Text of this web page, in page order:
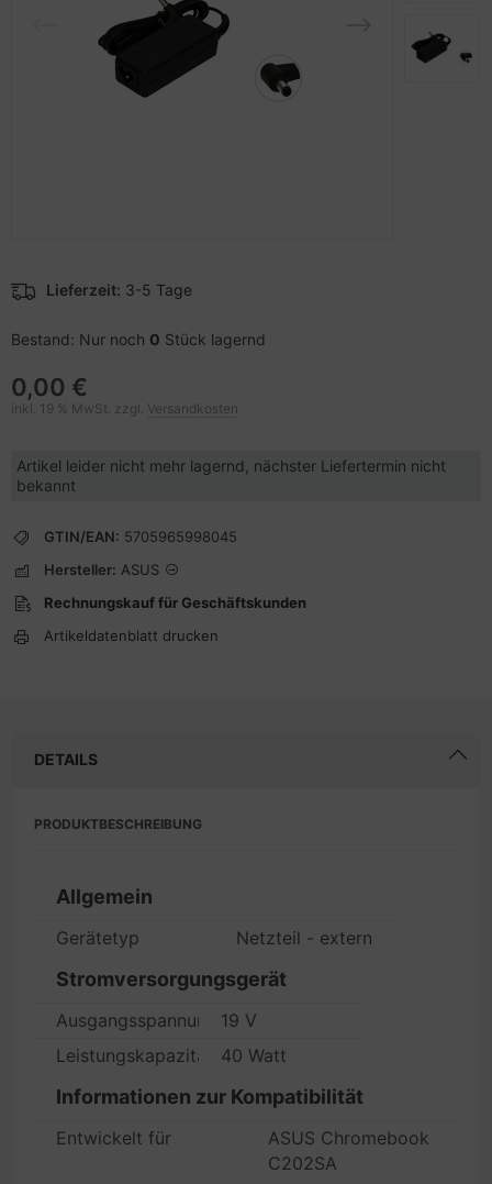
Lieferzeit: 3-5 Tage
Bestand: Nur noch 0 Stück lagernd
0,00 €
inkl. 19 % MwSt. zzgl. Versandkosten
Artikel leider nicht mehr lagernd, nächster Liefertermin nicht
bekannt
GTIN/EAN: 5705965998045
Hersteller: ASUS
Rechnungskauf für Geschäftskunden
Artikeldatenblatt drucken
DETAILS
PRODUKTBESCHREIBUNG
Allgemein
Gerätetyp Netzteil - extern
Stromversorgungsgerät
Ausgangsspannung
19 V
Leistungskapazität
40 Watt
Informationen zur Kompatibilität
Entwickelt für
ASUS Chromebook
C202SA
und Navigation
Zubehör
Mobiltelefone
Netzwerkgeräte
Folien, Etiketten
& Tragebehältnisse
Tinten Minen